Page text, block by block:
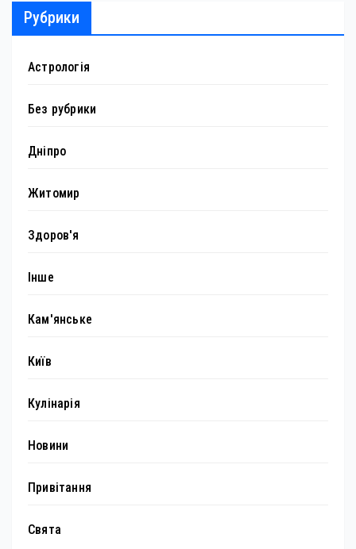
Рубрики
Астрологія
Без рубрики
Дніпро
Житомир
Здоров'я
Інше
Кам'янське
Київ
Кулінарія
Новини
Привітання
Свята